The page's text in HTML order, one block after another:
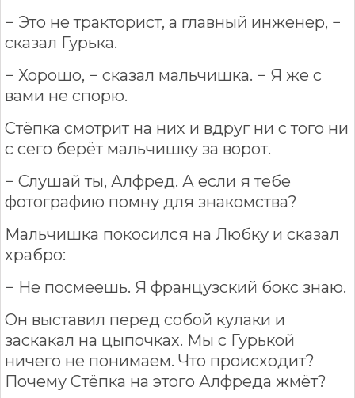
− Это не тракторист, а главный инженер, −
сказал Гурька.
− Хорошо, − сказал мальчишка. − Я же с
вами не спорю.
Стёпка смотрит на них и вдруг ни с того ни
с сего берёт мальчишку за ворот.
− Слушай ты, Алфред. А если я тебе
фотографию помну для знакомства?
Мальчишка покосился на Любку и сказал
храбро:
− Не посмеешь. Я французский бокс знаю.
Он выставил перед собой кулаки и
заскакал на цыпочках. Мы с Гурькой
ничего не понимаем. Что происходит?
Почему Стёпка на этого Алфреда жмёт?